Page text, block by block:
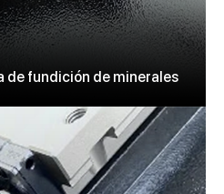
de fundición de minerales